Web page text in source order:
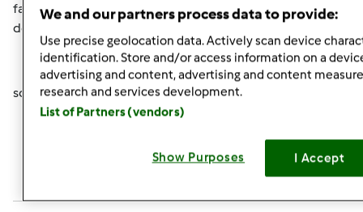
farò il classico rinfresco e poi proverò ad usarla, posso o
devo aspettare ancora????
sono felice che si sia ripresa evviva
We and our partners process data to provide:
Use precise geolocation data. Actively scan device
identification. Store and/or access information on a
advertising and content, advertising and content
research and services development.
List of Partners (vendors)
Show Purposes I Accept